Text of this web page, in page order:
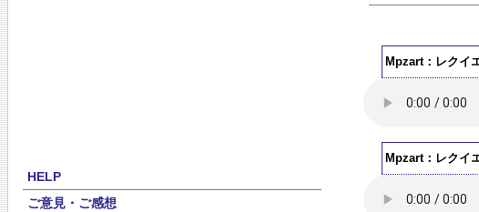
HELP
ご意見・ご感想
Mpzart：レクイ
Mpzart：レクイ